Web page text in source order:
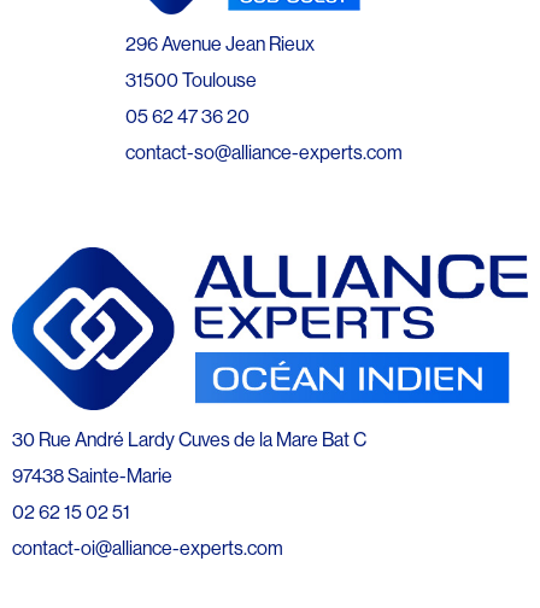
296 Avenue Jean Rieux
31500 Toulouse
05 62 47 36 20
contact-so@alliance-experts.com
30 Rue André Lardy Cuves de la Mare Bat C
97438 Sainte-Marie
02 62 15 02 51
contact-oi@alliance-experts.com